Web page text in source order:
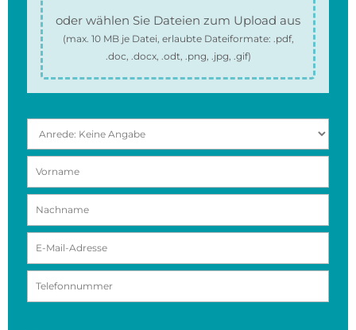
oder wählen Sie Dateien zum Upload aus
(max. 10 MBje Datei, erlaubte Dateiformate: .pdf,
.doc, .docx, .odt, .png, .jpg, .gif)